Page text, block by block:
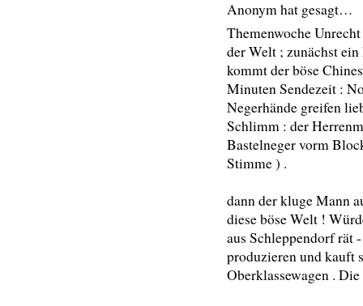
Anonym hat gesagt…
Themenwoche
der Welt ; zunächst
kommt der böse
Minuten Sendezeit :
Negerhände greifen
Schlimm : der
Bastelneger vorm
Stimme ) .
dann der kluge Mann
diese böse Welt !
aus Schleppendorf rät
produzieren und kauft
Oberklassewagen .